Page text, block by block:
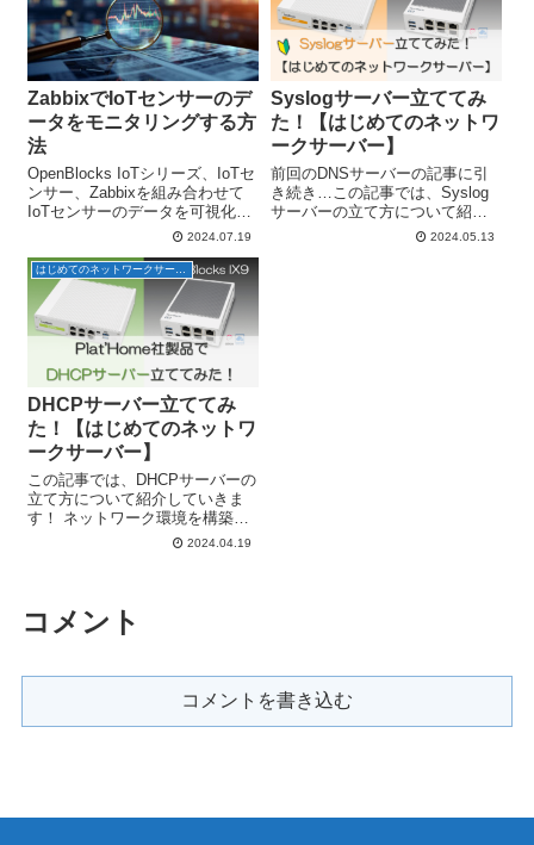
ZabbixでIoTセンサーのデ
ータをモニタリングする方
法
OpenBlocks IoTシリーズ、IoTセ
ンサー、Zabbixを組み合わせて
IoTセンサーのデータを可視化、
センサーデータの内容に閾値を
て試しながら解説していきま
す。今回使用する装置は以下の
構成です。 ・Io...
2024.07.19
Syslogサーバー立ててみ
た！【はじめてのネットワ
ークサーバー】
前回のDNSサーバーの記事に引
き続き…この記事では、Syslog
サーバーの立て方について紹介
していきます！ ネットワーク環
2024.05.13
はじめてのネットワークサーバー
DHCPサーバー立ててみ
た！【はじめてのネットワ
ークサーバー】
この記事では、DHCPサーバーの
立て方について紹介していきま
す！ ネットワーク環境を構築す
るために DHCPサーバーを立て
２つの方法ありますが… どっち
の方...
2024.04.19
コメント
コメントを書き込む